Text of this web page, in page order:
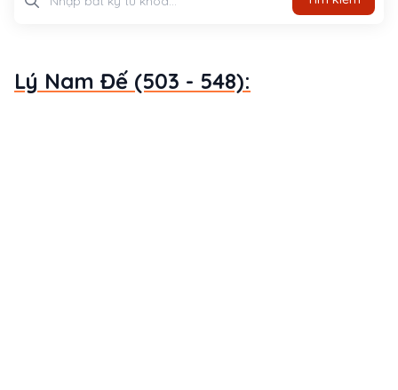
Lý Nam Đế (503 - 548):